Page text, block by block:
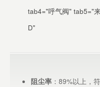
tab4="呼气阀" tab5="
D"
阻尘率 ：89%以上，